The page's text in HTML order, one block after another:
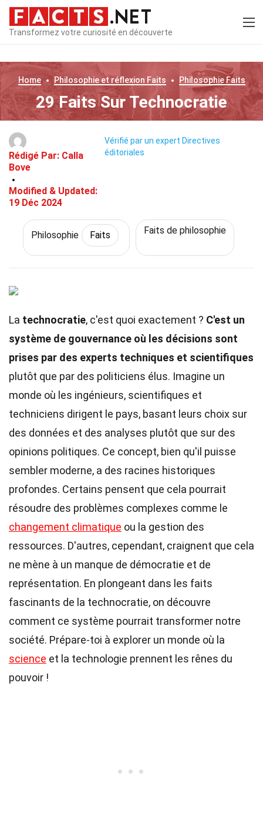
Transformez votre curiosité en découverte
Home Philosophie et réflexion Faits PhilosophieFaits
29 Faits Sur Technocratie
Rédigé Par: Calla
Bove
Modified & Updated:
19 Déc 2024
Vérifié par un expert Directives
éditoriales
Philosophie Faits Faits de philosophie
La technocratie, c'est quoi exactement ? C'est un
système de gouvernance où les décisions sont
prises par des experts techniques et scientifiques
plutôt que par des politiciens élus. Imagine un
monde où les ingénieurs, scientifiques et
techniciens dirigent le pays, basant leurs choix sur
des données et des analyses plutôt que sur des
opinions politiques. Ce concept, bien qu'il puisse
sembler moderne, a des racines historiques
profondes. Certains pensent que cela pourrait
résoudre des problèmes complexes comme le
changement climatique ou la gestion des
ressources. D'autres, cependant, craignent que cela
ne mène à un manque de démocratie et de
représentation. En plongeant dans les faits
fascinants de la technocratie, on découvre
comment ce système pourrait transformer notre
société. Prépare-toi à explorer un monde où la
science et la technologie prennent les rênes du
pouvoir !